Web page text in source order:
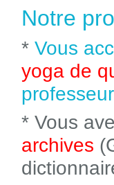
Notre
* Vous
yoga de
* Vous
archives